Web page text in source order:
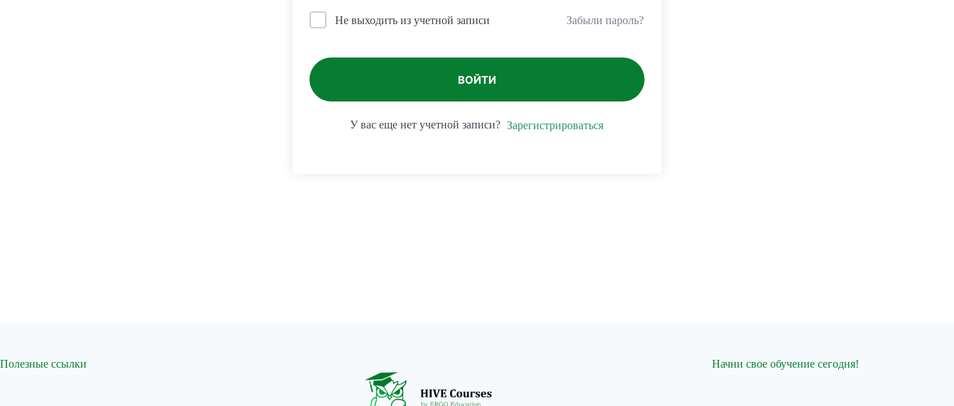
Не выходить из учетной записи Забыли пароль?
ВОЙТИ
У вас еще нет учетной записи? Зарегистрироваться
Полезные ссылки Начни свое обучение сегодня!